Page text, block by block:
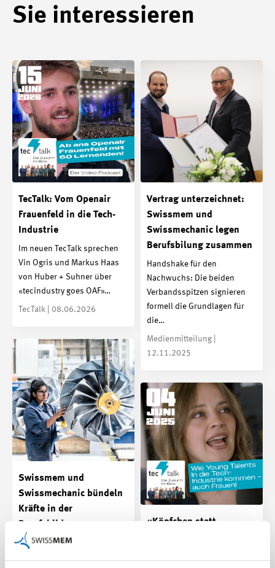
Sie interessieren
TecTalk: Vom Openair
Frauenfeld in die Tech-
Industrie
Im neuen TecTalk sprechen
Vin Ogris und Markus Haas
von Huber + Suhner über
«tecindustry goes OAF»…
TecTalk | 08.06.2026
Vertrag unterzeichnet:
Swissmem und
Swissmechanic legen
Berufsbilung zusammen
Handshake für den
Nachwuchs: Die beiden
Verbandsspitzen signieren
formell die Grundlagen für
die…
Medienmitteilung |
12.11.2025
Swissmem und
Swissmechanic bündeln
Kräfte in der
Berufsbildung
Die beiden Verbände planen
«Köpfchen statt